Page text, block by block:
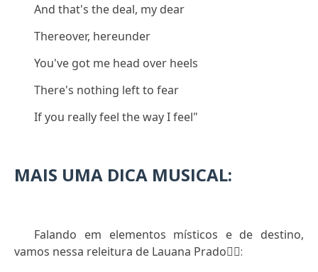
And that's the deal, my dear
Thereover, hereunder
You've got me head over heels
There's nothing left to fear
If you really feel the way I feel"
MAIS UMA DICA MUSICAL:
Falando em elementos místicos e de destino,
vamos nessa releitura de Lauana Prado👇🏻: